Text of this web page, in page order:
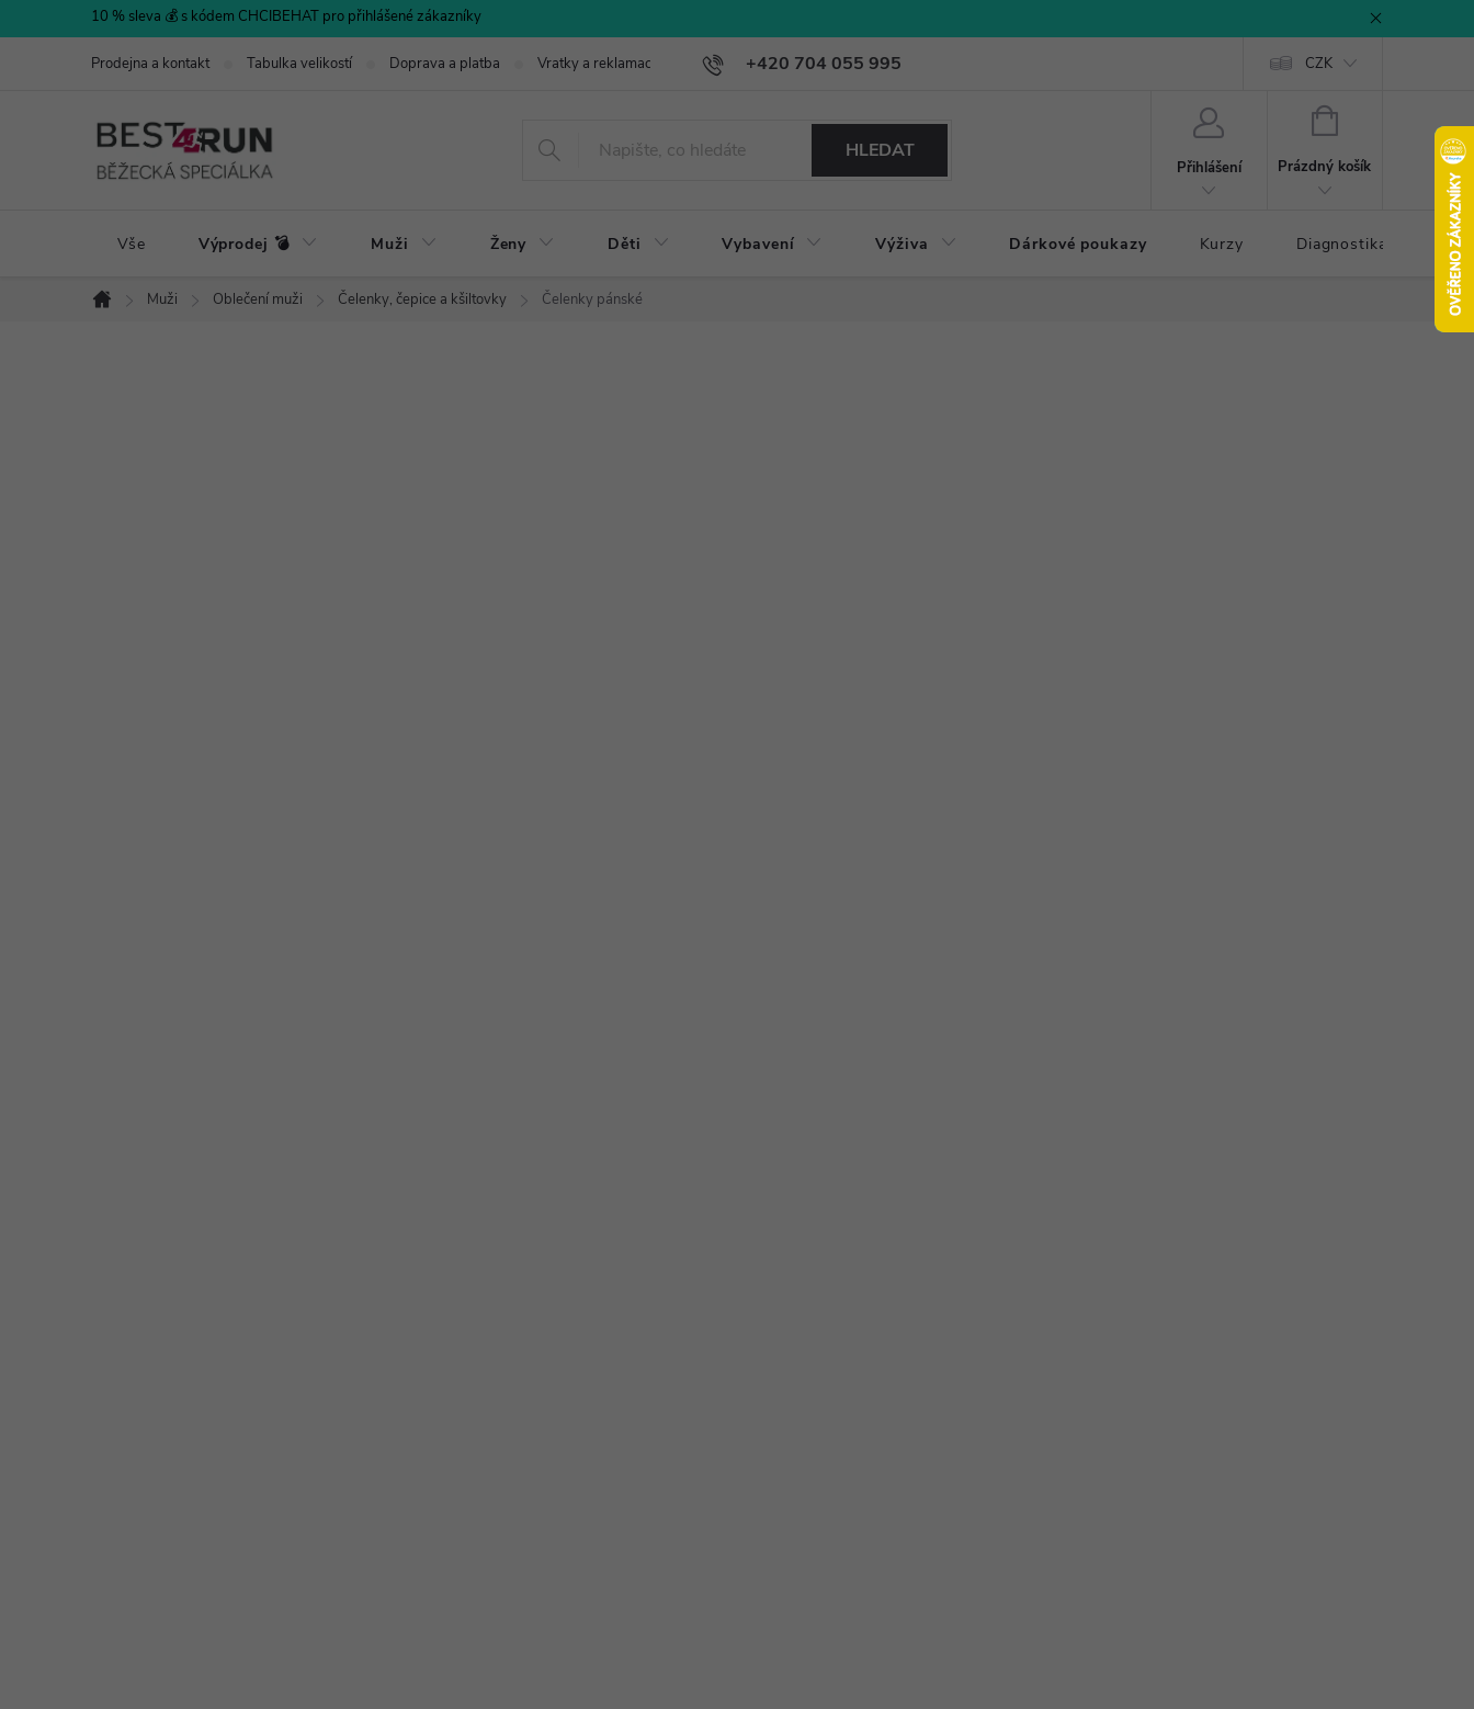
na
10 % sleva 💰 s kódem CHCIBEHAT pro přihlášené zákazníky
+420 704 055 995
Prodejna a kontakt Tabulka velikostí Doprava a platba Vratky a reklamace CZK
HLEDAT
Přihlášení
NÁKUPNÍ
Prázdný košík
Vše Výprodej 💣 Muži Ženy Děti Vybavení Výživa Dárkové poukazy Kurzy Diagnostika došlapu
Domů
Muži Oblečení muži Čelenky, čepice a kšiltovky Čelenky pánské